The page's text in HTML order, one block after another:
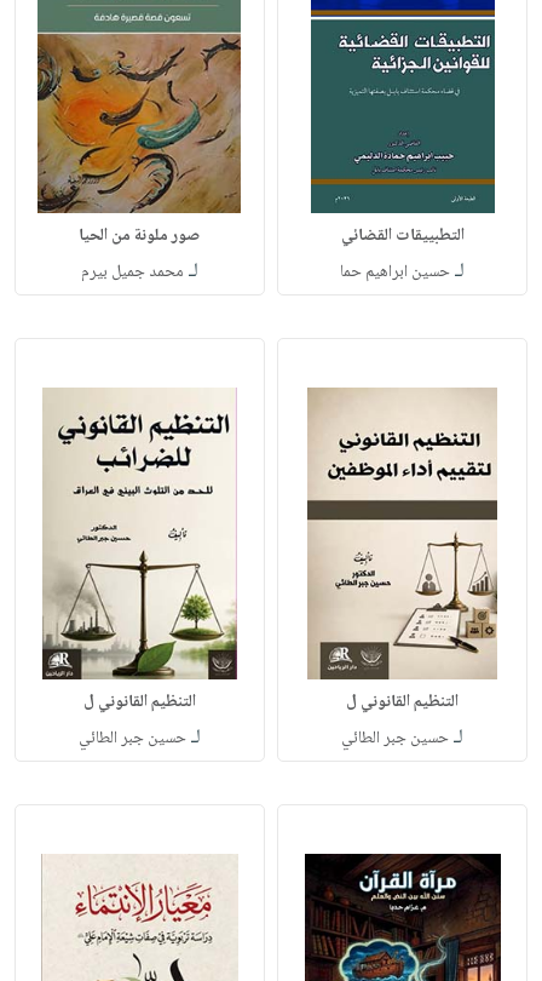
التطبييقات القضائي
لـحسين ابراهيم حما
صور ملونة من الحيا
لـ محمد جميل بيرم
التنظيم القانوني ل
لـحسين جبر الطائي
التنظيم القانوني ل
لـحسين جبر الطائي